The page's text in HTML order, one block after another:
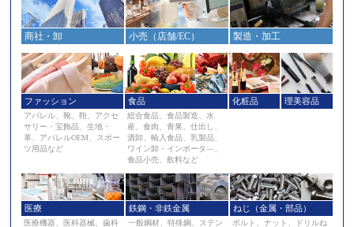
商社・卸 小売（店舗/EC） 製造・加工
ファッション
アパレル、靴、鞄、アクセ
サリー・宝飾品、生地・
革、アパレルOEM、スポー
ツ用品など
食品
総合食品、食品製造、水
産、食肉、青果、仕出し、
酒卸、輸入食品、乳製品、
ワイン卸・インポータ―、
食品小売、飲料など
化粧品 理美容品
医療
医療機器、医科器械、歯科
鉄鋼・非鉄金属
一般鋼材、特殊鋼、ステン
ねじ（金属・部品）
ボルト、ナット、ドリルね